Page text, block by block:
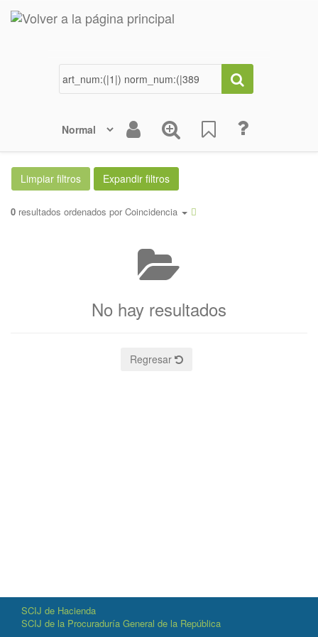
0 resultados ordenados por Coincidencia
No hay resultados
Regresar
SCIJ de Hacienda
SCIJ de la Procuraduría General de la República